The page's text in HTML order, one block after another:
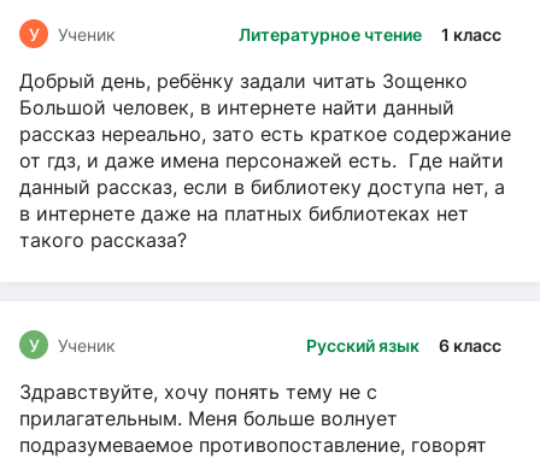
Литературное чтение 1 класс
У Ученик
Добрый день, ребёнку задали читать Зощенко
Большой человек, в интернете найти данный
рассказ нереально, зато есть краткое содержание
от гдз, и даже имена персонажей есть. Где найти
данный рассказ, если в библиотеку доступа нет, а
в интернете даже на платных библиотеках нет
такого рассказа?
Русский язык 6 класс
У Ученик
Здравствуйте, хочу понять тему не с
прилагательным. Меня больше волнует
подразумеваемое противопоставление, говорят